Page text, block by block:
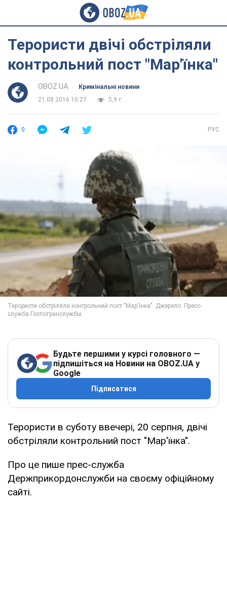
Терористи двічі обстріляли
контрольний пост "Мар'їнка"
OBOZ.UA
Кримінальні новини
21.08.2016 10:27
5,9 т.
0 РУС
Будьте першими у курсі головного —
підпишіться на Новини на OBOZ.UA у
Google
Підписатися
Терористи в суботу ввечері, 20 серпня, двічі
обстріляли контрольний пост "Мар'їнка".
Про це пише прес-служба
Держприкордонслужби на своєму офіційному
сайті.